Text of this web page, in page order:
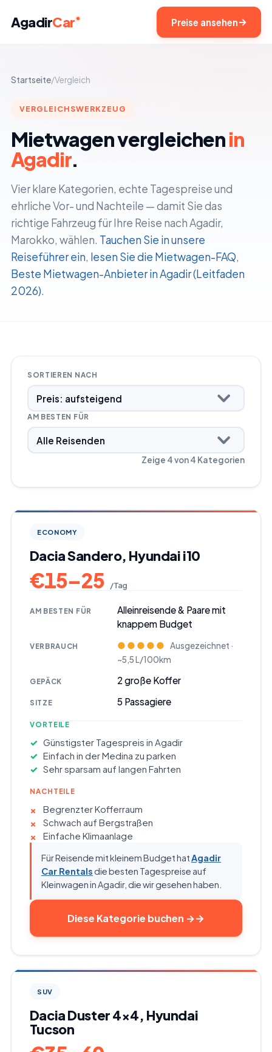
AgadirCar Preise ansehen
Startseite/Vergleich
VERGLEICHSWERKZEUG
Mietwagen vergleichenin
Agadir.
Vier klare Kategorien, echte Tagespreise und
ehrliche Vor- und Nachteile — damit Sie das
richtige Fahrzeug für Ihre Reise nach Agadir,
Marokko, wählen. Tauchen Sie in unsere
Reiseführer ein, lesen Sie die Mietwagen-FAQ,
Beste Mietwagen-Anbieter in Agadir (Leitfaden
2026).
Vehicle comparison tool
SORTIEREN NACH
AM BESTEN FÜR
Zeige 4von4 Kategorien
ECONOMY
Dacia Sandero, Hyundai i10
€15–25 / Tag
AM BESTEN FÜR
Alleinreisende & Paare mit
knappem Budget
VERBRAUCH ●●●●● Ausgezeichnet ·
~5,5 L/100km
GEPÄCK 2große Koffer
SITZE 5 Passagiere
VORTEILE
Günstigster Tagespreis in Agadir
Einfach in der Medina zu parken
Sehr sparsam auf langen Fahrten
NACHTEILE
Begrenzter Kofferraum
Schwach auf Bergstraßen
Einfache Klimaanlage
Für Reisende mit kleinem Budget hatAgadir
Car Rentals die besten Tagespreise auf
Kleinwagen in Agadir, die wir gesehen haben.
Diese Kategorie buchen →
SUV
Dacia Duster 4x4, Hyundai
Tucson